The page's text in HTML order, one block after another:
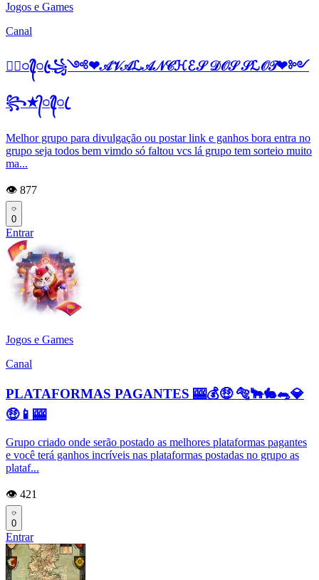
Jogos e Games
Canal
★᭄ꦿ᭄ꦿ꧁༺❤𝒜𝒱𝒜ℒ𝒜𝒩𝒞ℋℰ𝒮 𝒟𝒪𝒮 𝒮ℒ𝒪𝒯❤༻
꧂★᭄ꦿ᭄ꦿ
Melhor grupo para divulgação ou postar link e ganhos bora entra no
grupo seja todos bem vimdo só faltou vcs lá grupo tem sorteio muito
ma...
👁️ 877
0
Entrar
Jogos e Games
Canal
PLATAFORMAS PAGANTES 🎰💰🤑 🐅🐂🐇🐀💎
🤑📱🎰
Grupo criado onde serão postado as melhores plataformas pagantes
e você terá ganhos incríveis nas plataformas postadas no grupo as
plataf...
👁️ 421
0
Entrar